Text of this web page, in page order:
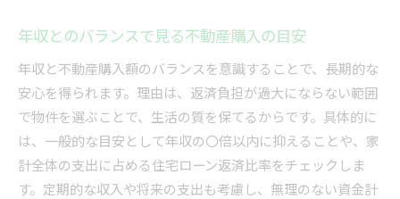
年収とのバランスで見る不動産購入の目安
年収と不動産購入額のバランスを意識することで、長期的な
安心を得られます。理由は、返済負担が過大にならない範囲
で物件を選ぶことで、生活の質を保てるからです。具体的に
は、一般的な目安として年収の〇倍以内に抑えることや、家
計全体の支出に占める住宅ローン返済比率をチェックしま
す。定期的な収入や将来の支出も考慮し、無理のない資金計